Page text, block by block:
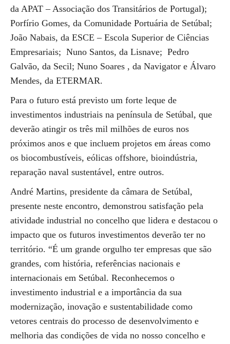
da APAT – Associação dos Transitários de Portugal);
Porfírio Gomes, da Comunidade Portuária de Setúbal;
João Nabais, da ESCE – Escola Superior de Ciências
Empresariais; Nuno Santos, da Lisnave; Pedro
Galvão, da Secil; Nuno Soares , da Navigator e Álvaro
Mendes, da ETERMAR.
Para o futuro está previsto um forte leque de
investimentos industriais na península de Setúbal, que
deverão atingir os três mil milhões de euros nos
próximos anos e que incluem projetos em áreas como
os biocombustíveis, eólicas offshore, bioindústria,
reparação naval sustentável, entre outros.
André Martins, presidente da câmara de Setúbal,
presente neste encontro, demonstrou satisfação pela
atividade industrial no concelho que lidera e destacou o
impacto que os futuros investimentos deverão ter no
território. “É um grande orgulho ter empresas que são
grandes, com história, referências nacionais e
internacionais em Setúbal. Reconhecemos o
investimento industrial e a importância da sua
modernização, inovação e sustentabilidade como
vetores centrais do processo de desenvolvimento e
melhoria das condições de vida no nosso concelho e